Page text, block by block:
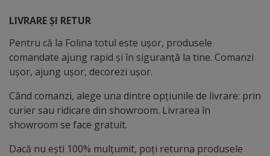
LIVRARE ȘI RETUR
Pentru că la Folina totul este ușor, produsele
comandate ajung rapid și în siguranță la tine. Comanzi
ușor, ajung ușor, decorezi ușor.
Când comanzi, alege una dintre opțiunile de livrare: prin
curier sau ridicare din showroom. Livrarea în
showroom se face gratuit.
Dacă nu ești 100% mulțumit, poți returna produsele